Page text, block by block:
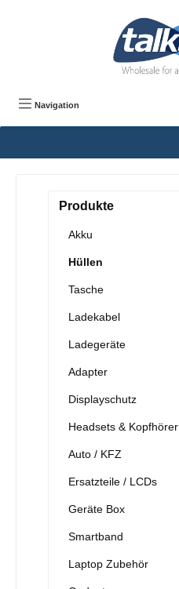
Navigation
Produkte
Akku
Hüllen
Tasche
Ladekabel
Ladegeräte
Adapter
Displayschutz
Headsets & Kopfhörer
Auto / KFZ
Ersatzteile / LCDs
Geräte Box
Smartband
Laptop Zubehör